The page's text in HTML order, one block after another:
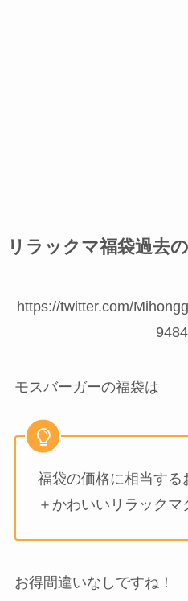
リラックマ福袋過去
https://twitter.com/
モスバーガーの福袋は
福袋の価格に相当する
＋かわいいリラック
お得間違いなしですね！